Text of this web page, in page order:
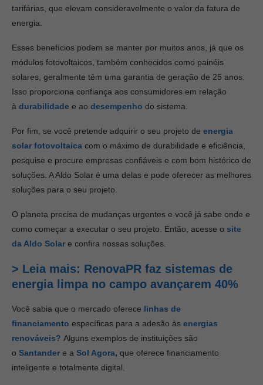
tarifárias, que elevam consideravelmente o valor da fatura de
energia.
Esses benefícios podem se manter por muitos anos, já que os
módulos fotovoltaicos, também conhecidos como painéis
solares, geralmente têm uma garantia de geração de 25 anos.
Isso proporciona confiança aos consumidores em relação
à durabilidade e ao desempenho do sistema.
Por fim, se você pretende adquirir o seu projeto de energia
solar fotovoltaica com o máximo de durabilidade e eficiência,
pesquise e procure empresas confiáveis e com bom histórico de
soluções. A Aldo Solar é uma delas e pode oferecer as melhores
soluções para o seu projeto.
O planeta precisa de mudanças urgentes e você já sabe onde e
como começar a executar o seu projeto. Então, acesse o site
da Aldo Solar e confira nossas soluções.
> Leia mais: RenovaPR faz sistemas de
energia limpa no campo avançarem 40%
Você sabia que o mercado oferece linhas de
financiamento específicas para a adesão às energias
renováveis? Alguns exemplos de instituições são
o Santander e a Sol Agora, que oferece financiamento
inteligente e totalmente digital.